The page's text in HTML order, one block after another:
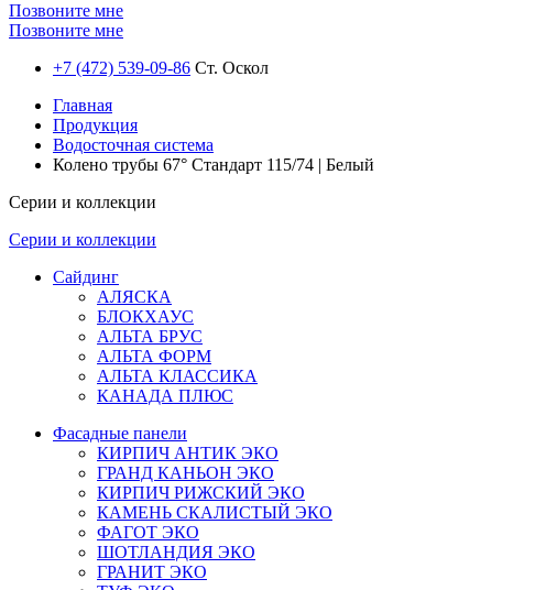
Позвоните мне
Позвоните мне
+7 (472) 539-09-86 Ст. Оскол
Главная
Продукция
Водосточная система
Колено трубы 67° Стандарт 115/74 | Белый
Серии и коллекции
Серии и коллекции
Сайдинг
АЛЯСКА
БЛОКХАУС
АЛЬТА БРУС
АЛЬТА ФОРМ
АЛЬТА КЛАССИКА
КАНАДА ПЛЮС
Фасадные панели
КИРПИЧ АНТИК ЭКО
ГРАНД КАНЬОН ЭКО
КИРПИЧ РИЖСКИЙ ЭКО
КАМЕНЬ СКАЛИСТЫЙ ЭКО
ФАГОТ ЭКО
ШОТЛАНДИЯ ЭКО
ГРАНИТ ЭКО